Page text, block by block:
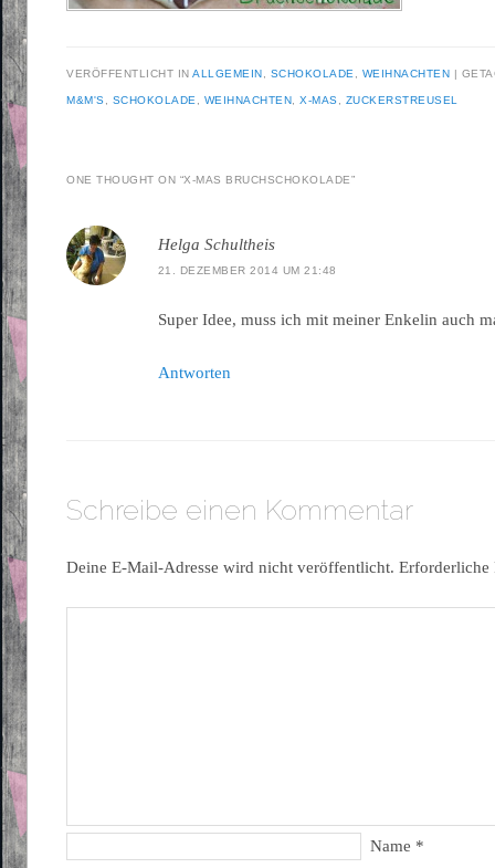
VERÖFFENTLICHT INALLGEMEIN SCHOKOLADE WEIHNACHTEN |
M&M'S SCHOKOLADE WEIHNACHTEN ,X-MAS ZUCKERSTREUSEL
ONE THOUGHT ON “X-MAS BRUCHSCHOKOLADE”
Helga Schultheis
21. DEZEMBER 2014 UM 21:48
Super Idee, muss ich mit meiner Enkelin auch
Antworten
Schreibe einen Kommentar
Deine E-Mail-Adresse wird nicht veröffentlicht.
Name *